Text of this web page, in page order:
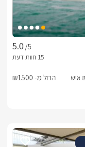
/5
החל מ- ₪1500